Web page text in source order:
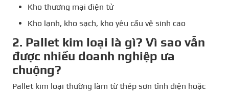
Kho thương mại điện tử
Kho lạnh, kho sạch, kho yêu cầu vệ sinh cao
2. Pallet kim loại là gì? Vì sao vẫn
được nhiều doanh nghiệp ưa
chuộng?
Pallet kim loại thường làm từ thép sơn tĩnh điện hoặc